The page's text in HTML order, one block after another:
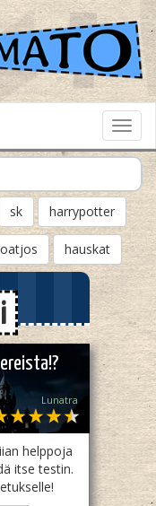
sk harrypotter
hauskat
Lunatra
helppoja
itse testin.